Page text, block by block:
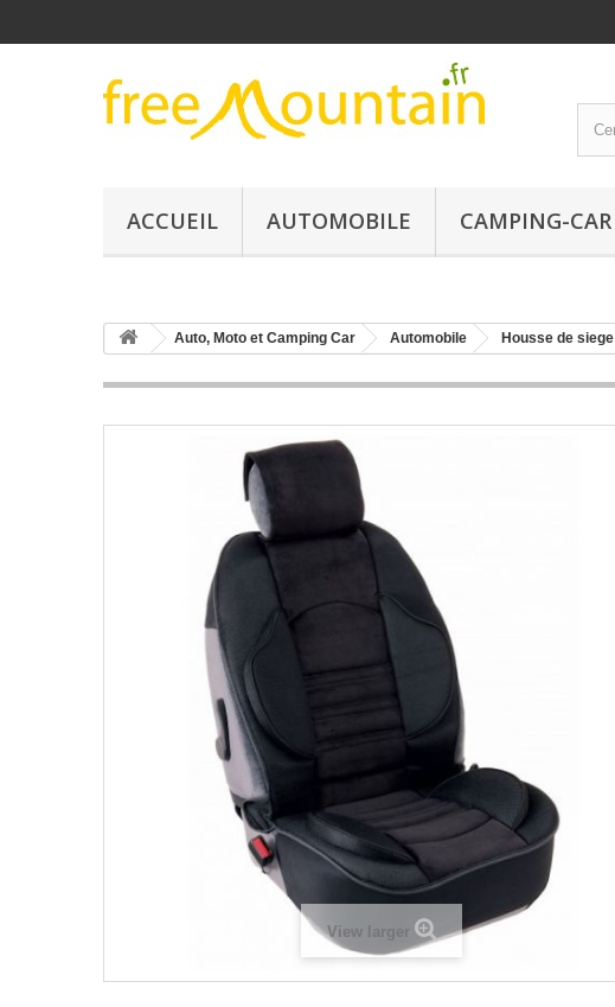
ACCUEIL AUTOMOBILE CAMPING-
Auto, Moto et Camping Car Automobile Housse de siege
View larger